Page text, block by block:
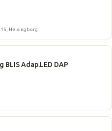
15, Helsingborg
BLIS Adap.LED DAP